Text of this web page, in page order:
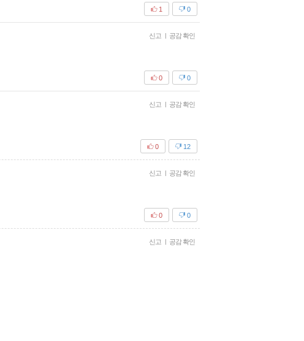
0
1
신고 | 공감 확인
0
0
신고 | 공감 확인
12
0
신고 | 공감 확인
0
0
신고 | 공감 확인